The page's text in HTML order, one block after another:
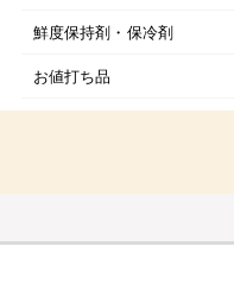
鮮度保持剤・保冷剤
お値打ち品